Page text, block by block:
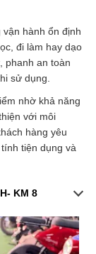
hành ổn định
đi làm hay dạo
phanh an toàn
sử dụng.
nhờ khả năng
với môi
hàng yêu
tiện dụng và
KM 8